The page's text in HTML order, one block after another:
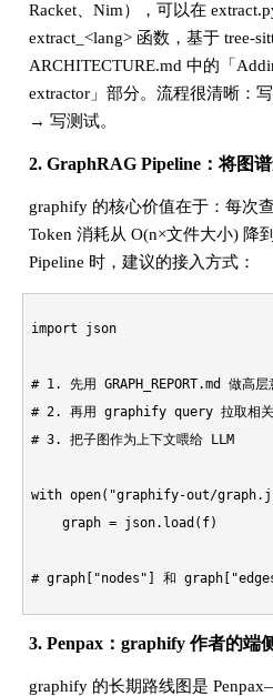
Racket、Nim），可以在
extract_<lang> 函数，基于 tree-
ARCHITECTURE.md 中的「
extractor」部分。流程很清晰：
→ 写测试。
2. GraphRAG Pipeline：将图
graphify 的核心价值在于：每次
Token 消耗从 O(n×文件大小) 降
Pipeline 时，建议的接入方式：
import json
# 1. 先用 GRAPH_REPORT.md 做高层
# 2. 再用 graphify query 拉取相关
# 3. 把子图作为上下文喂给 LLM
with open( "graphify-out/
    graph = json.load(f)
# graph["nodes"] 和
3. Penpax：graphify 作者的端
graphify 的长期路线图是